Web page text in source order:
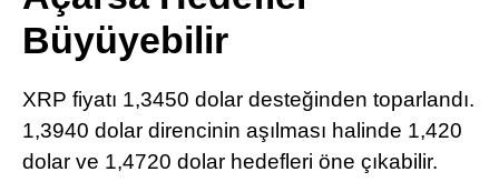
Telegram
Büyüyebilir
XRP fiyatı 1,3450 dolar desteğinden toparlandı.
1,3940 dolar direncinin aşılması halinde 1,420
dolar ve 1,4720 dolar hedefleri öne çıkabilir.